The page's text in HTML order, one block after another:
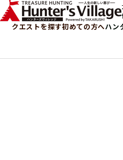
クエストを探す初めての方へハン